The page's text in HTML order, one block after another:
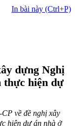
In bài này (Ctrl+P)
dựng Nghị
thực hiện dự
về đề nghị xây
hiện dự án nhà ở